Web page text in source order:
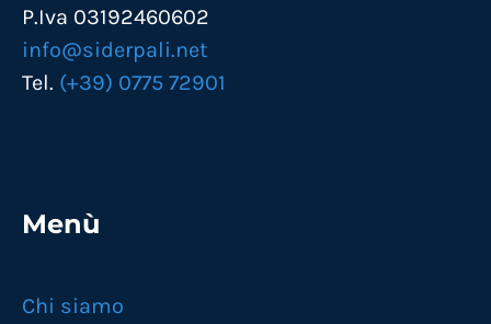
P.Iva 03192460602
info@siderpali.net
Tel. (+39) 0775 72901
Menù
Chi siamo